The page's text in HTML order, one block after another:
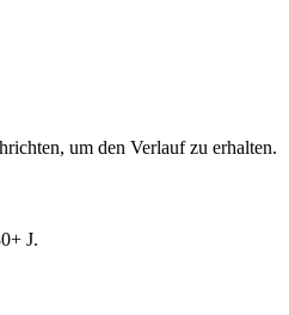
um den Verlauf zu erhalten.
J.